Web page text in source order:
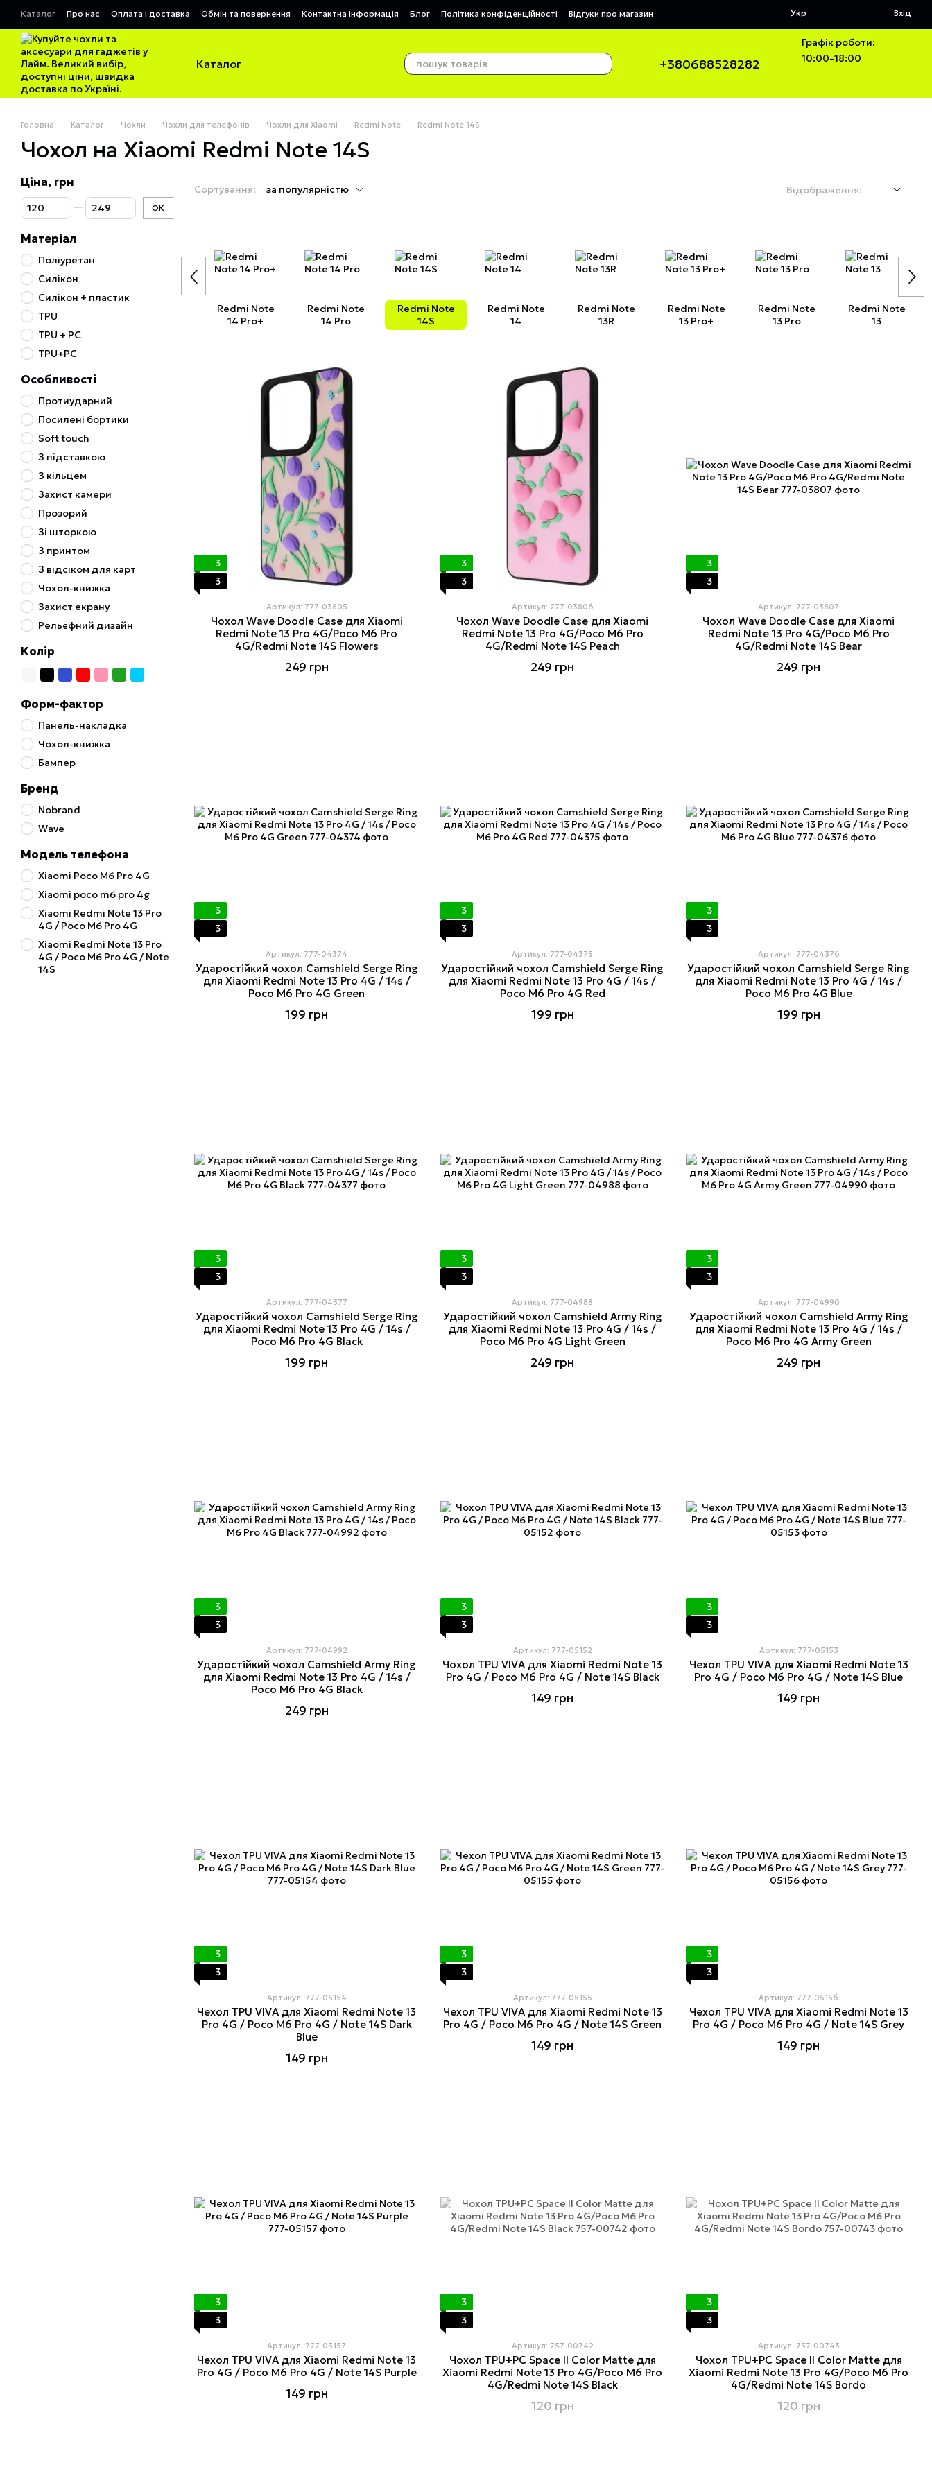
Перейти до основного контенту
Каталог Про нас Оплата і доставка Обмін та повернення Контактна інформація Блог Політика конфіденційності
Відгуки про магазин
Договір публічної оферти
Укр Вхід
Каталог +380688528282
Графік роботи:
10:00–18:00
Головна Каталог Чохли Чохли для телефонів Чохли для Xiaomi Redmi Note Redmi Note 14S
Чохол на Xiaomi Redmi Note 14S
Сортування: за популярністю Відображення:
Redmi Note
14 Pro+
Redmi Note
14 Pro
Redmi Note
14S
Redmi Note
14
Redmi Note
13R
Redmi Note
13 Pro+
Redmi Note
13 Pro
Redmi Note
13
3
3
Артикул: 777-03805
Чохол Wave Doodle Case для Xiaomi
Redmi Note 13 Pro 4G/Poco M6 Pro
4G/Redmi Note 14S Flowers
249 грн
3
3
Артикул: 777-03806
Чохол Wave Doodle Case для Xiaomi
Redmi Note 13 Pro 4G/Poco M6 Pro
4G/Redmi Note 14S Peach
249 грн
3
3
Артикул: 777-03807
Чохол Wave Doodle Case для Xiaomi
Redmi Note 13 Pro 4G/Poco M6 Pro
4G/Redmi Note 14S Bear
249 грн
3
3
Артикул: 777-04374
Ударостійкий чохол Camshield Serge Ring
для Xiaomi Redmi Note 13 Pro 4G / 14s /
Poco M6 Pro 4G Green
199 грн
3
3
Артикул: 777-04375
Ударостійкий чохол Camshield Serge Ring
для Xiaomi Redmi Note 13 Pro 4G / 14s /
Poco M6 Pro 4G Red
199 грн
3
3
Артикул: 777-04376
Ударостійкий чохол Camshield Serge Ring
для Xiaomi Redmi Note 13 Pro 4G / 14s /
Poco M6 Pro 4G Blue
199 грн
3
3
Артикул: 777-04377
Ударостійкий чохол Camshield Serge Ring
для Xiaomi Redmi Note 13 Pro 4G / 14s /
Poco M6 Pro 4G Black
199 грн
3
3
Артикул: 777-04988
Ударостійкий чохол Camshield Army Ring
для Xiaomi Redmi Note 13 Pro 4G / 14s /
Poco M6 Pro 4G Light Green
249 грн
3
3
Артикул: 777-04990
Ударостійкий чохол Camshield Army Ring
для Xiaomi Redmi Note 13 Pro 4G / 14s /
Poco M6 Pro 4G Army Green
249 грн
3
3
Артикул: 777-04992
Ударостійкий чохол Camshield Army Ring
для Xiaomi Redmi Note 13 Pro 4G / 14s /
Poco M6 Pro 4G Black
249 грн
3
3
Артикул: 777-05152
Чохол TPU VIVA для Xiaomi Redmi Note 13
Pro 4G / Poco M6 Pro 4G / Note 14S Black
149 грн
3
3
Артикул: 777-05153
Чехол TPU VIVA для Xiaomi Redmi Note 13
Pro 4G / Poco M6 Pro 4G / Note 14S Blue
149 грн
3
3
Артикул: 777-05154
Чехол TPU VIVA для Xiaomi Redmi Note 13
Pro 4G / Poco M6 Pro 4G / Note 14S Dark
Blue
149 грн
3
3
Артикул: 777-05155
Чехол TPU VIVA для Xiaomi Redmi Note 13
Pro 4G / Poco M6 Pro 4G / Note 14S Green
149 грн
3
3
Артикул: 777-05156
Чехол TPU VIVA для Xiaomi Redmi Note 13
Pro 4G / Poco M6 Pro 4G / Note 14S Grey
149 грн
3
3
Артикул: 777-05157
Чехол TPU VIVA для Xiaomi Redmi Note 13
Pro 4G / Poco M6 Pro 4G / Note 14S Purple
149 грн
3
3
Артикул: 757-00742
Чохол TPU+PC Space II Color Matte для
Xiaomi Redmi Note 13 Pro 4G/Poco M6 Pro
4G/Redmi Note 14S Black
120 грн
3
3
Артикул: 757-00743
Чохол TPU+PC Space II Color Matte для
Xiaomi Redmi Note 13 Pro 4G/Poco M6 Pro
4G/Redmi Note 14S Bordo
120 грн
Ціна, грн
Від Ціна, грн
До Ціна, грн ОК
Матеріал
Поліуретан
Силікон
Силікон + пластик
TPU
TPU + PC
TPU+PC
Особливості
Протиударний
Посилені бортики
Soft touch
З підставкою
З кільцем
Захист камери
Прозорий
Зі шторкою
З принтом
З відсіком для карт
Чохол-книжка
Захист екрану
Рельєфний дизайн
Колір
Форм-фактор
Панель-накладка
Чохол-книжка
Бампер
Бренд
Nobrand
Wave
Модель телефона
Xiaomi Poco M6 Pro 4G
Xiaomi poco m6 pro 4g
Xiaomi Redmi Note 13 Pro
4G / Poco M6 Pro 4G
Xiaomi Redmi Note 13 Pro
4G / Poco M6 Pro 4G / Note
14S